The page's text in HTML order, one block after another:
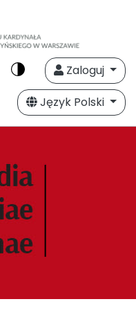
Zaloguj
Język Polski